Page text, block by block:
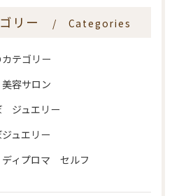
リー Categories
テゴリー
容サロン
ジュエリー
ュエリー
ィプロマ セルフ